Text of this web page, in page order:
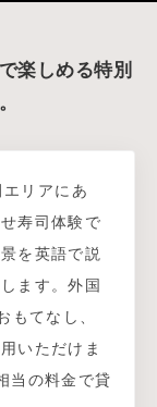
楽しめる特別
リアにあ
寿司体験で
を英語で説
ます。外国
もてなし、
いただけま
当の料金で貸